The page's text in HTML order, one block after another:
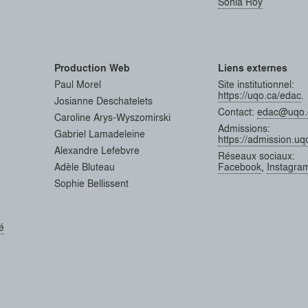
Production Web
Paul Morel
Josianne Deschatelets
Caroline Arys-Wyszomirski
Gabriel Lamadeleine
Alexandre Lefebvre
Adèle Bluteau
Sophie Bellissent
Liens externes
Site institutionnel:
https://uqo.ca/edac.
Contact:
Admissions:
https://
Réseaux sociaux:
Facebook,